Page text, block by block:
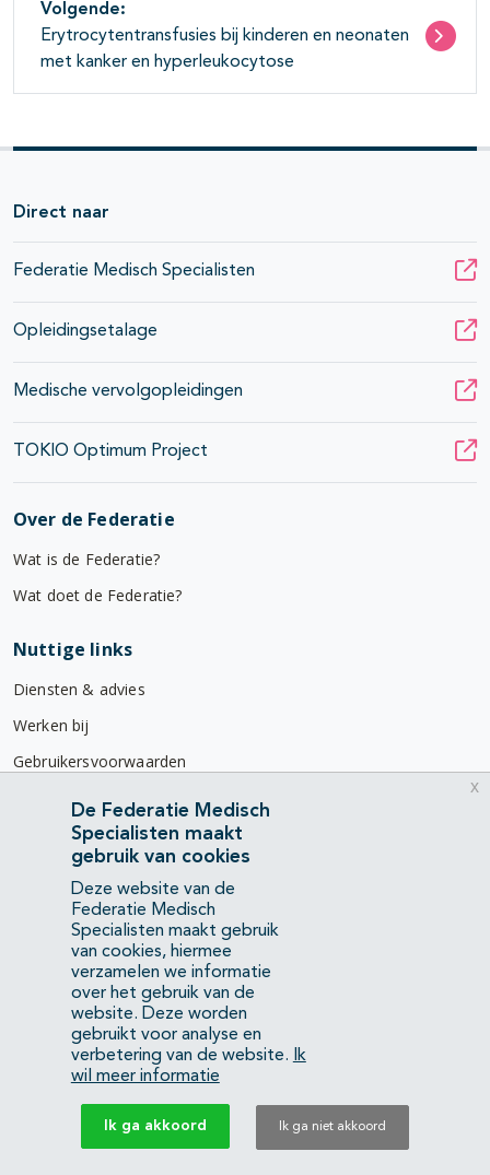
Volgende:
Erytrocytentransfusies bij kinderen en neonaten
met kanker en hyperleukocytose
Direct naar
Federatie Medisch Specialisten
Opleidingsetalage
Medische vervolgopleidingen
TOKIO Optimum Project
Over de Federatie
Wat is de Federatie?
Wat doet de Federatie?
Nuttige links
Diensten & advies
Werken bij
Gebruikersvoorwaarden
Privacyverklaring
Contact
Mercatorlaan 1200
3528 BL Utrecht
(088) 505 34 34
info@richtlijnendatabase.nl
YouTubeLinkedIn
KvK Federatie Medisch Specialisten:40483480
Privacyverklaring
De Federatie Medisch
Specialisten maakt
gebruik van cookies
Deze website van de
Federatie Medisch
Specialisten maakt gebruik
van cookies, hiermee
verzamelen we informatie
over het gebruik van de
website. Deze worden
gebruikt voor analyse en
verbetering van de website.
Ik
wil meer informatie
Ik ga akkoord Ik ga niet akkoord
x